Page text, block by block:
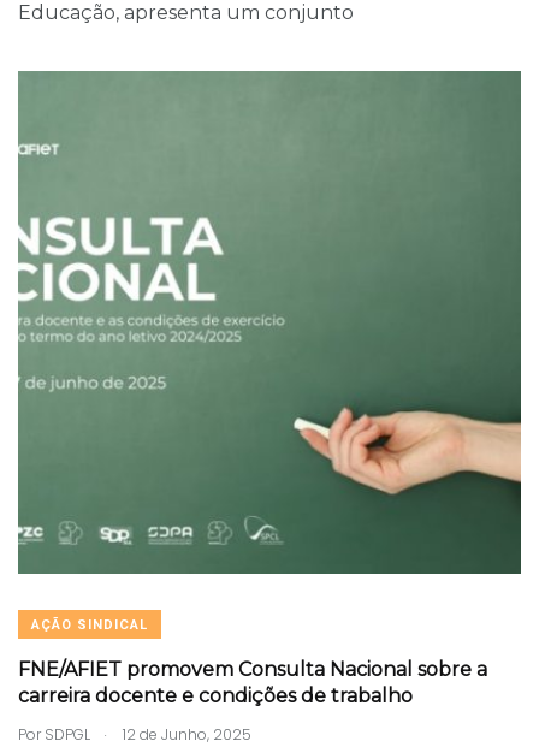
Educação, apresenta um conjunto
AÇÃO SINDICAL
FNE/AFIET promovem Consulta Nacional sobre a
carreira docente e condições de trabalho
Por SDPGL . 12 de Junho, 2025